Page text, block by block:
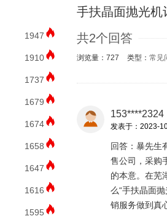
手扶晶面抛光机
共2个回答
浏览量：727 类型： 常见
153****2324
发表于：2023-
回答：暴先生
售公司，采购
的本意。在芜
么“手扶晶面
销服务做到真
1947
1910
1737
1679
1674
1658
1647
1616
1595